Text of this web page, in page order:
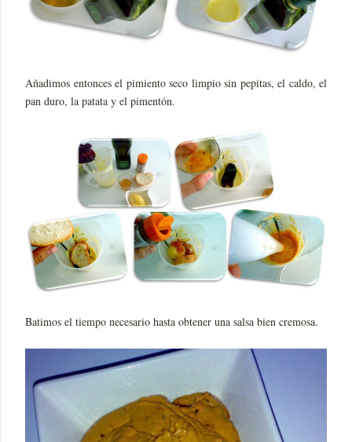
Añadimos entonces el pimiento seco limpio sin pepitas, el caldo, el
pan duro, la patata y el pimentón.
Batimos el tiempo necesario hasta obtener una salsa bien cremosa.